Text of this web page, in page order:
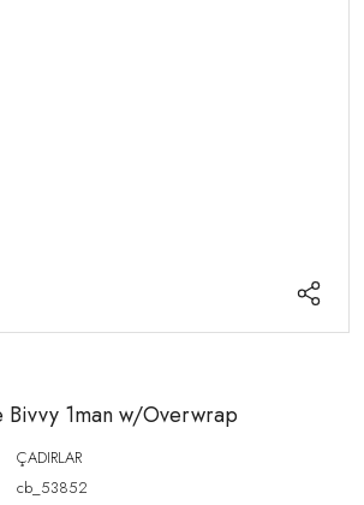
Bivvy 1man w/Overwrap
ÇADIRLAR
cb_53852